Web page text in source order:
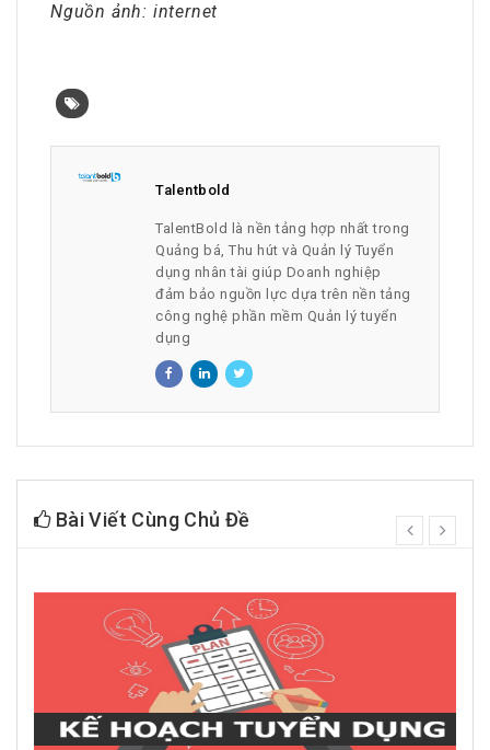
Nguồn ảnh: internet
Talentbold
TalentBold là nền tảng hợp nhất trong
Quảng bá, Thu hút và Quản lý Tuyển
dụng nhân tài giúp Doanh nghiệp
đảm bảo nguồn lực dựa trên nền tảng
công nghệ phần mềm Quản lý tuyển
dụng
Bài Viết Cùng Chủ Đề
prev